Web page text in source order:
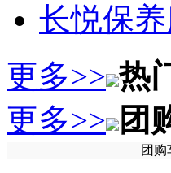
长悦保
更多>> 热
更多>> 团
团购